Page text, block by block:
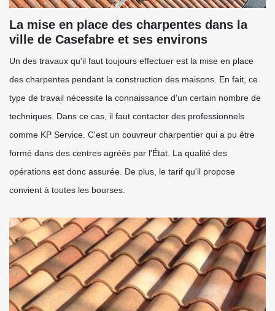
La mise en place des charpentes dans la
ville de Casefabre et ses environs
Un des travaux qu'il faut toujours effectuer est la mise en place
des charpentes pendant la construction des maisons. En fait, ce
type de travail nécessite la connaissance d'un certain nombre de
techniques. Dans ce cas, il faut contacter des professionnels
comme KP Service. C'est un couvreur charpentier qui a pu être
formé dans des centres agréés par l'État. La qualité des
opérations est donc assurée. De plus, le tarif qu'il propose
convient à toutes les bourses.